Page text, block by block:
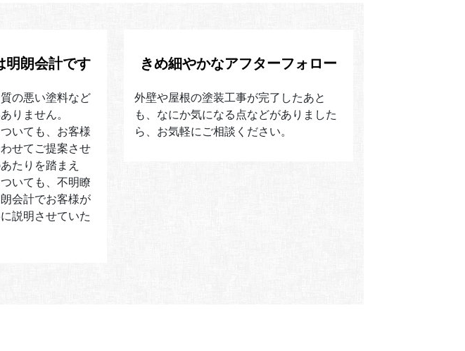
明朗会計です
の悪い塗料など
りません。
いても、お客様
せてご提案させ
たりを踏まえ
いても、不明瞭
会計でお客様が
説明させていた
きめ細やかなアフターフォロー
外壁や屋根の塗装工事が完了したあと
も、なにか気になる点などがありました
ら、お気軽にご相談ください。